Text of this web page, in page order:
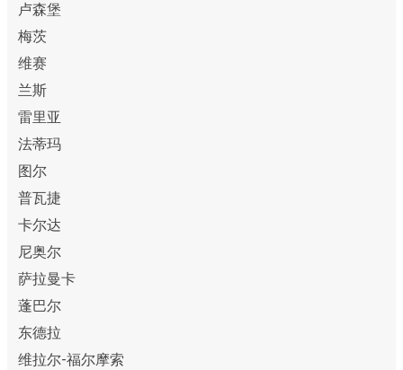
卢森堡
梅茨
维赛
兰斯
雷里亚
法蒂玛
图尔
普瓦捷
卡尔达
尼奥尔
萨拉曼卡
蓬巴尔
东德拉
维拉尔-福尔摩索